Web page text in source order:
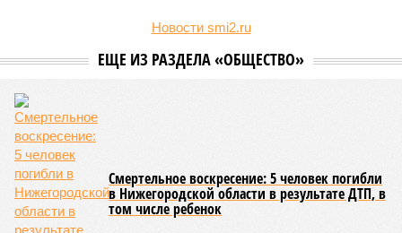
За год средняя цена квартир в новых домах
квартиры улучшенного качества: их стоимость выросла на
среднего качества прибавило 3,6%.
Вторичный рынок показал более активную динамику: цены
выросли на 8,7% в годовом выражении. Лидерами
подорожания стали квартиры среднего и улучшенного
качества, которые подорожали на 11,4% и 8,2%
соответственно. В то же время элитные апартаменты
подорожали скромнее – всего на 2,2%, а жильё низкого